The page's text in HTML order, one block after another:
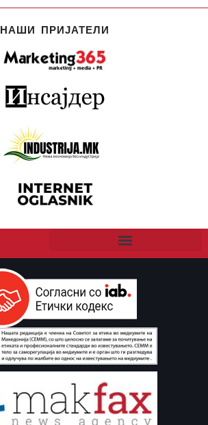
НАШИ ПРИЈАТЕЛИ